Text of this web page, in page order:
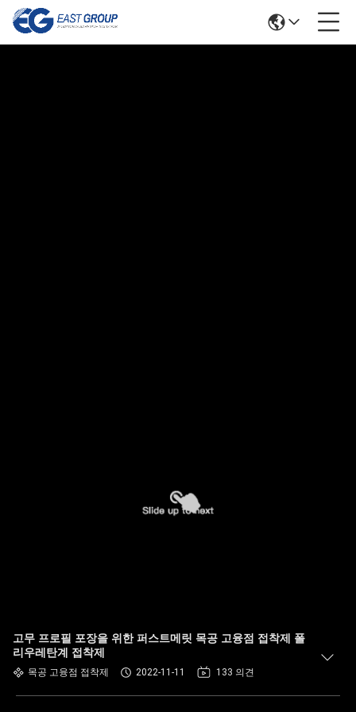
고무 프로필 포장을 위한 퍼스트메릿 목공 고융점 접착제 폴
리우레탄계 접착제
목공 고융점 접착제 2022-11-11 133 의견